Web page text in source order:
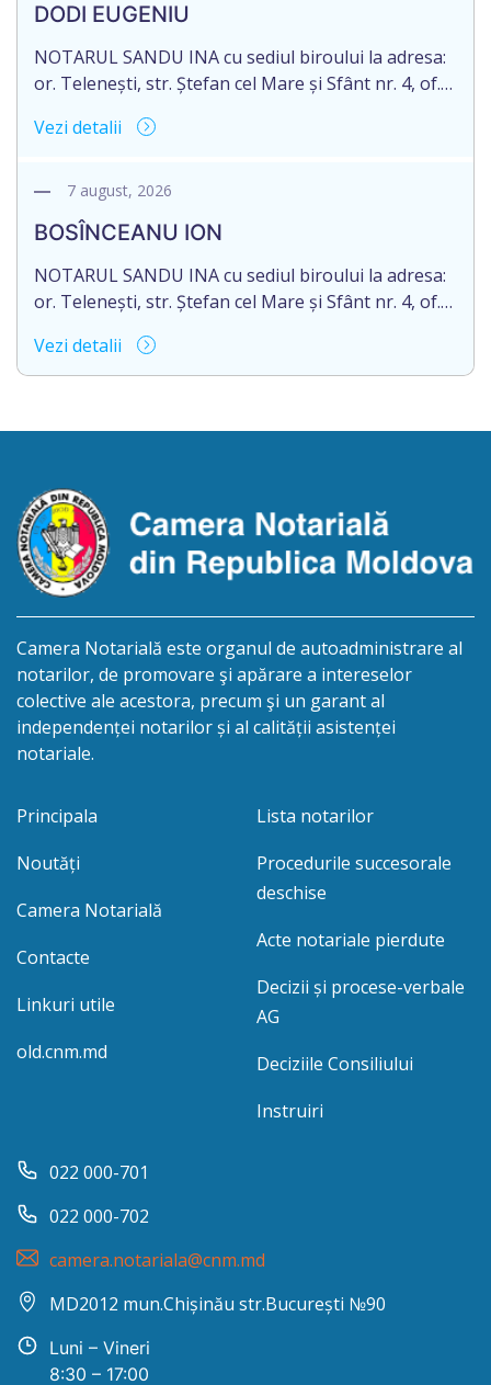
de 16.05.2027 termenul de opțiune pentru
acceptarea […]
DODI EUGENIU
NOTARUL SANDU INA cu sediul biroului la adresa:
or. Telenești, str. Ștefan cel Mare și Sfânt nr. 4, of.
succesorale în urma decesului cet. DODI EUGENIU,
2003035009604, decedat/ă la data de 12.01.2026
/doisprezece ianuarie anul două mii douăzeci și
șase/. Eliberarea certificatului de moștenitor este
[…]
Vezi detalii
7 august, 2026
BOSÎNCEANU ION
NOTARUL SANDU INA cu sediul biroului la adresa:
or. Telenești, str. Ștefan cel Mare și Sfânt nr. 4, of.
succesorale în urma decesului cet. BOSÎNCEANU
ION, născut/ă la 21.07.1980, cod personal
/cincisprezece mai anul două mii douăzeci și unu/.
Vezi detalii
Camera Notarială este organul de autoadministrare al
notarilor, de promovare şi apărare a intereselor
colective ale acestora, precum şi un garant al
independenței notarilor și al calității asistenței
notariale.
Principala
Noutăți
Camera Notarială
Contacte
Linkuri utile
old.cnm.md
Lista notarilor
Procedurile succesorale
deschise
Acte notariale pierdute
Decizii și procese-verbale
AG
Deciziile Consiliului
Instruiri
022 000-701
022 000-702
camera.notariala@cnm.md
MD2012 mun.Chișinău str.București №90
Luni – Vineri
8:30 – 17:00